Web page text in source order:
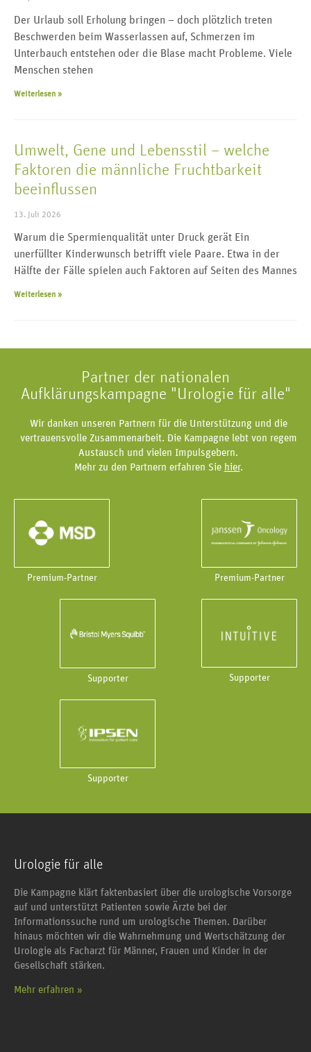
Der Urlaub soll Erholung bringen – doch plötzlich treten
Beschwerden beim Wasserlassen auf, Schmerzen im
Unterbauch entstehen oder die Blase macht Probleme. Viele
Menschen stehen
Weiterlesen »
Umwelt, Gene und Lebensstil – welche
Faktoren die männliche Fruchtbarkeit
beeinflussen
13. Juli 2026
Warum die Spermienqualität unter Druck gerät Ein
unerfüllter Kinderwunsch betrifft viele Paare. Etwa in der
Hälfte der Fälle spielen auch Faktoren auf Seiten des Mannes
Weiterlesen »
Partner der nationalen
Aufklärungskampagne "Urologie für alle"
Wir danken unseren Partnern für die Unterstützung und die
vertrauensvolle Zusammenarbeit. Die Kampagne lebt von regem
Austausch und vielen Impulsgebern.
Mehr zu den Partnern erfahren Sie hier.
Premium-Partner Premium-Partner
Supporter Supporter
Supporter
Urologie für alle
Die Kampagne klärt faktenbasiert über die urologische Vorsorge
auf und unterstützt Patienten sowie Ärzte bei der
Informationssuche rund um urologische Themen. Darüber
hinaus möchten wir die Wahrnehmung und Wertschätzung der
Urologie als Facharzt für Männer, Frauen und Kinder in der
Gesellschaft stärken.
Mehr erfahren »